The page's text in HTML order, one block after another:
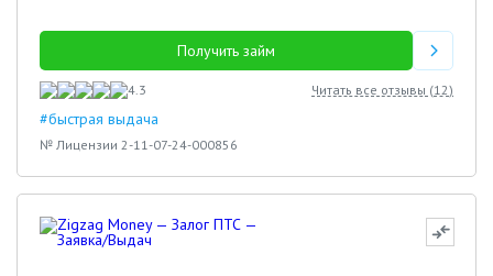
Получить займ
4.3 Читать все отзывы (12)
#быстрая выдача
№ Лицензии 2-11-07-24-000856